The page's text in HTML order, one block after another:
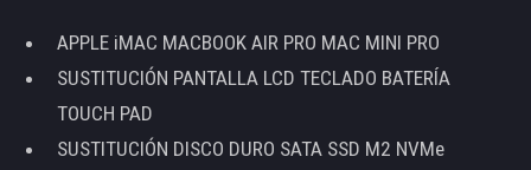
APPLE iMAC MACBOOK AIR PRO MAC MINI PRO
SUSTITUCIÓN PANTALLA LCD TECLADO BATERÍA
TOUCH PAD
SUSTITUCIÓN DISCO DURO SATA SSD M2 NVMe